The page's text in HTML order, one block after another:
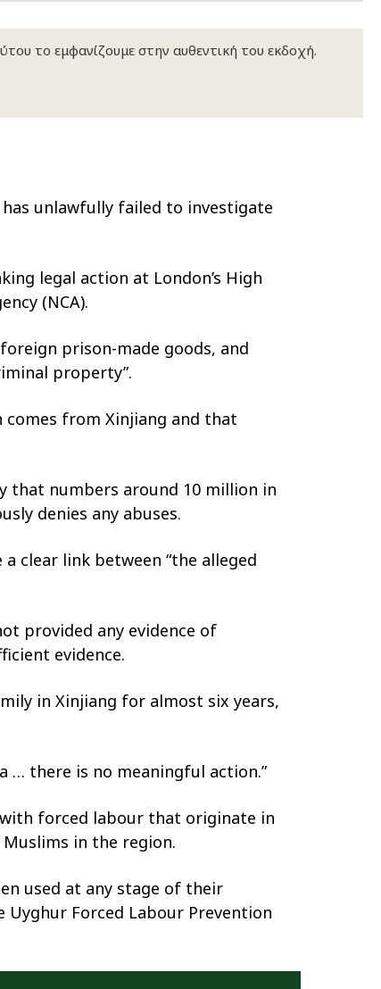
το εμφανίζουμε στην αυθεντική του εκδοχή.
unlawfully failed to investigate
legal action at London’s High
(NCA).
prison-made goods, and
property”.
comes from Xinjiang and that
that numbers around 10 million in
denies any abuses.
clear link between “the alleged
provided any evidence of
evidence.
in Xinjiang for almost six years,
… there is no meaningful action.”
forced labour that originate in
in the region.
used at any stage of their
Forced Labour Prevention